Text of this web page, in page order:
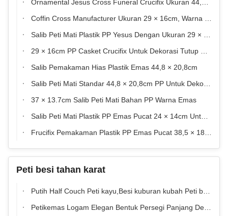
Ornamental Jesus Cross Funeral Crucifix Ukuran 44,8 × 20,8cm, Golden Plastic Casket Cross
Coffin Cross Manufacturer Ukuran 29 × 16cm, Warna Berbeda Yesus 4 # Casket Crucifix
Salib Peti Mati Plastik PP Yesus Dengan Ukuran 29 × 16cm
29 × 16cm PP Casket Crucifix Untuk Dekorasi Tutup Peti Mati
Salib Pemakaman Hias Plastik Emas 44,8 × 20,8cm
Salib Peti Mati Standar 44,8 × 20,8cm PP Untuk Dekorasi Pemakaman
37 × 13.7cm Salib Peti Mati Bahan PP Warna Emas
Salib Peti Mati Plastik PP Emas Pucat 24 × 14cm Untuk Peti Pemakaman
Frucifix Pemakaman Plastik PP Emas Pucat 38,5 × 18,5cm
Peti besi tahan karat
Putih Half Couch Peti kayu,Besi kuburan kubah Peti baja tahan karat untuk daya tahan yang luar biasa
Petikemas Logam Elegan Bentuk Persegi Panjang Dengan Pegangan Batang Ayun yang Dapat Dihias